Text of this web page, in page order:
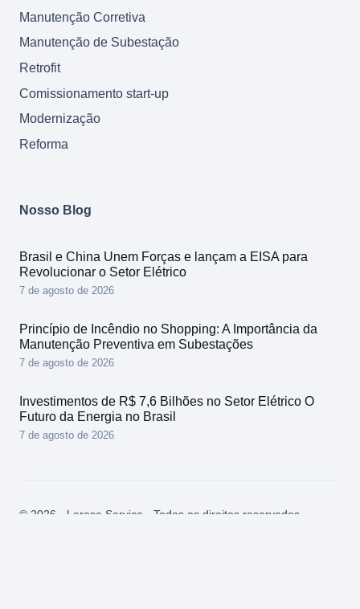
Manutenção Corretiva
Manutenção de Subestação
Retrofit
Comissionamento start-up
Modernização
Reforma
Nosso Blog
Brasil e China Unem Forças e lançam a EISA para
Revolucionar o Setor Elétrico
7 de agosto de 2026
Princípio de Incêndio no Shopping: A Importância da
Manutenção Preventiva em Subestações
7 de agosto de 2026
Investimentos de R$ 7,6 Bilhões no Setor Elétrico O
Futuro da Energia no Brasil
7 de agosto de 2026
© 2026 - Lerose Service - Todos os direitos reservados